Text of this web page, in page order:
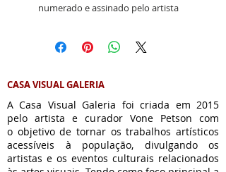
numerado e assinado pelo artista
CASA VISUAL GALERIA
A Casa Visual Galeria foi criada em 2015
pelo artista e curador Vone Petson com
o objetivo de tornar os trabalhos artísticos
acessíveis à população, divulgando os
artistas e os eventos culturais relacionados